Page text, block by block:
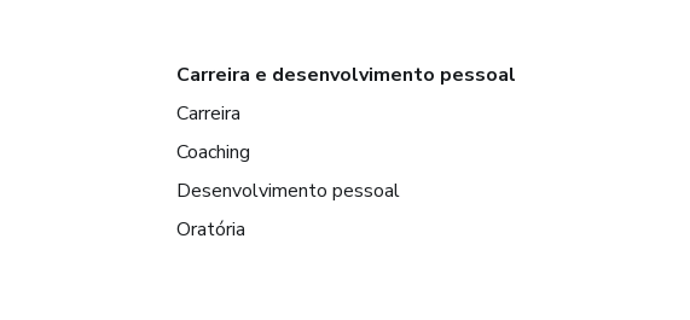
Carreira e desenvolvimento pessoal
Carreira
Coaching
Desenvolvimento pessoal
Oratória